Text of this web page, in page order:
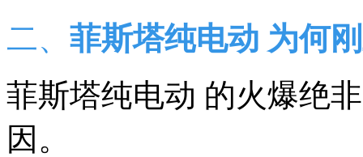
二、 菲斯塔纯电动 为何
菲斯塔纯电动 的火爆绝
因。